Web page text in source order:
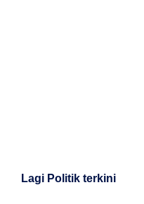
Lagi Politik terkini